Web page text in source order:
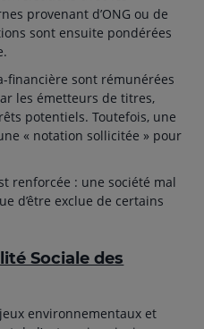
provenant d’ONG ou de
sont ensuite pondérées
financière sont rémunérées
les émetteurs de titres,
potentiels. Toutefois, une
« notation sollicitée » pour
renforcée : une société mal
d’être exclue de certains
Sociale des
environnementaux et